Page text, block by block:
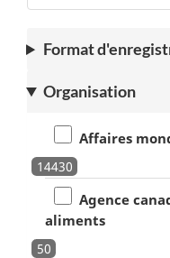
Format
Organisation
Affaires
14430
Agence
aliments
50